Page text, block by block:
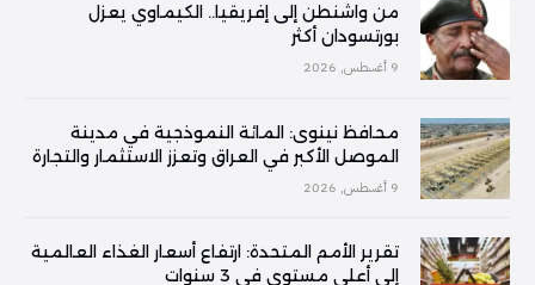
من واشنطن إلى إفريقيا.. الكيماوي يعزل
بورتسودان أكثر
9 أغسطس, 2026
محافظ نينوى: المائة النموذجية في مدينة
الموصل الأكبر في العراق وتعزز الاستثمار والتجارة
9 أغسطس, 2026
تقرير الأمم المتحدة: ارتفاع أسعار الغذاء العالمية
إلى أعلى مستوى في 3 سنوات